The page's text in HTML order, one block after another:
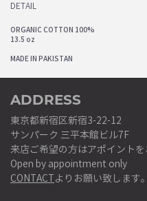
DETAIL
ORGANIC COTTON 100%
13.5 oz
MADE IN PAKISTAN
ADDRESS
東京都新宿区新宿3-22-12
サンパーク 三平本館ビル7F
来店ご希望の方はアポイントを
Open by appointment only
CONTACTよりお願い致します。